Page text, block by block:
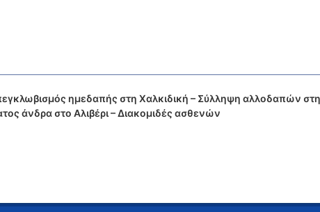
ημεδαπής στη Χαλκιδική – Σύλληψη αλλοδαπών στη
άνδρα στο Αλιβέρι – Διακομιδές ασθενών